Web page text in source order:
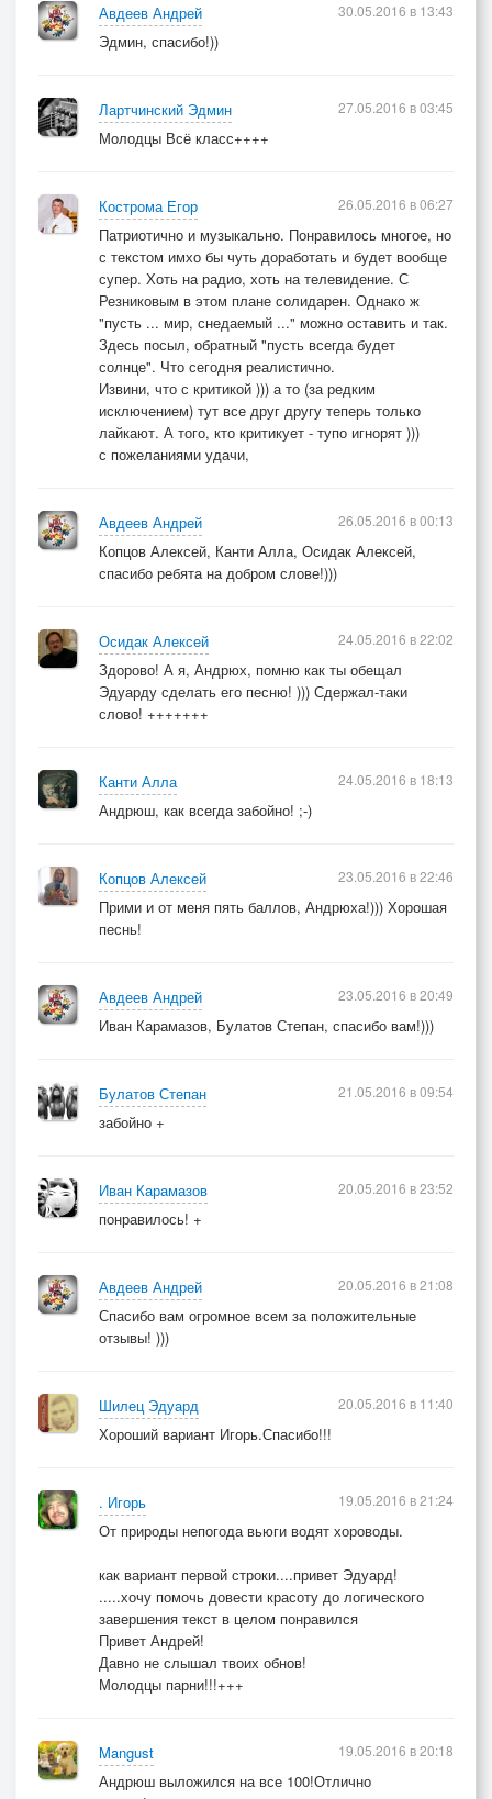
Авдеев Андрей
Эдмин, спасибо!))
30.05.2016 в 13:43
Лартчинский Эдмин
Молодцы Всё класс++++
27.05.2016 в 03:45
Кострома Егор
Патриотично и музыкально. Понравилось многое, но
с текстом имхо бы чуть доработать и будет вообще
супер. Хоть на радио, хоть на телевидение. С
Резниковым в этом плане солидарен. Однако ж
"пусть ... мир, снедаемый ..." можно оставить и так.
Здесь посыл, обратный "пусть всегда будет
солнце". Что сегодня реалистично.
Извини, что с критикой ))) а то (за редким
исключением) тут все друг другу теперь только
лайкают. А того, кто критикует - тупо игнорят )))
с пожеланиями удачи,
26.05.2016 в 06:27
Авдеев Андрей
Копцов Алексей, Канти Алла, Осидак Алексей,
спасибо ребята на добром слове!)))
26.05.2016 в 00:13
Осидак Алексей
Здорово! А я, Андрюх, помню как ты обещал
Эдуарду сделать его песню! ))) Сдержал-таки
слово! +++++++
24.05.2016 в 22:02
Канти Алла
Андрюш, как всегда забойно! ;-)
24.05.2016 в 18:13
Копцов Алексей
Прими и от меня пять баллов, Андрюха!))) Хорошая
песнь!
23.05.2016 в 22:46
Авдеев Андрей
Иван Карамазов, Булатов Степан, спасибо вам!)))
23.05.2016 в 20:49
Булатов Степан
забойно +
21.05.2016 в 09:54
Иван Карамазов
понравилось! +
20.05.2016 в 23:52
Авдеев Андрей
Спасибо вам огромное всем за положительные
отзывы! )))
20.05.2016 в 21:08
Шилец Эдуард
Хороший вариант Игорь.Спасибо!!!
20.05.2016 в 11:40
. Игорь
От природы непогода вьюги водят хороводы.
как вариант первой строки....привет Эдуард!
.....хочу помочь довести красоту до логического
завершения текст в целом понравился
Привет Андрей!
Давно не слышал твоих обнов!
Молодцы парни!!!+++
19.05.2016 в 21:24
Mangust
Андрюш выложился на все 100!Отлично
19.05.2016 в 20:18